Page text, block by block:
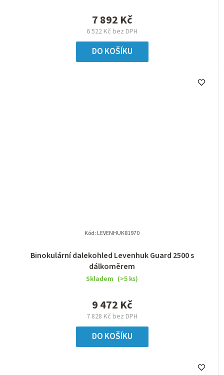
6 522 Kč bez DPH
7 892 Kč
DO KOŠÍKU
Binokulární dalekohled Levenhuk Guard 2500 s
dálkoměrem
Skladem (>5 ks)
7 828 Kč bez DPH
9 472 Kč
DO KOŠÍKU
Kód: LEVENHUK81970